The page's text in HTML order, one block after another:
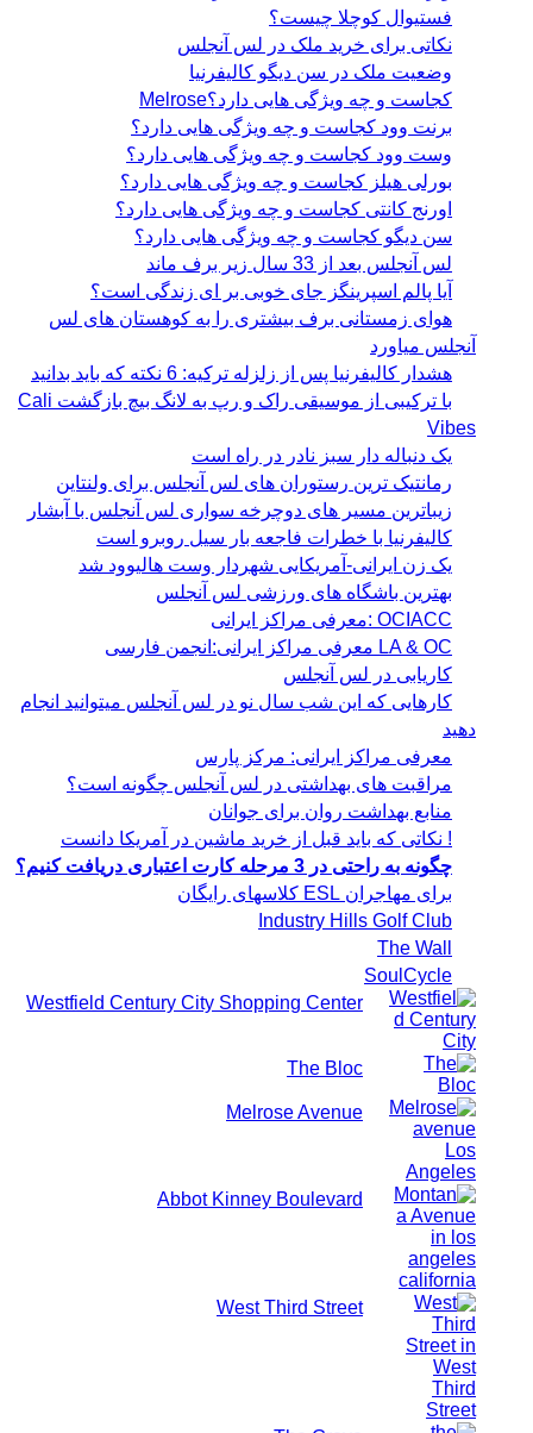
فستیوال کوچلا چیست؟
نکاتی برای خرید ملک در لس آنجلس
وضعیت ملک در سن دیگو کالیفرنیا
کجاست و چه ویژگی هایی دارد؟Melrose
برنت وود کجاست و چه ویژگی هایی دارد؟
وست وود کجاست و چه ویژگی هایی دارد؟
بورلی هیلز کجاست و چه ویژگی هایی دارد؟
اورنج کانتی کجاست و چه ویژگی هایی دارد؟
سن دیگو کجاست و چه ویژگی هایی دارد؟
لس آنجلس بعد از 33 سال زیر برف ماند
آیا پالم اسپرینگز جای خوبی بر ای زندگی است؟
هوای زمستانی برف بیشتری را به کوهستان های لس
آنجلس میاورد
هشدار کالیفرنیا پس از زلزله ترکیه: 6 نکته که باید بدانید
با ترکیبی از موسیقی راک و رپ به لانگ بیچ بازگشت Cali
Vibes
یک دنباله دار سبز نادر در راه است
رمانتیک ترین رستوران های لس آنجلس برای ولنتاین
زیباترین مسیر های دوچرخه سواری لس آنجلس با آبشار
کالیفرنیا با خطرات فاجعه بار سیل روبرو است
یک زن ایرانی-آمریکایی شهردار وست هالیوود شد
بهترین باشگاه های ورزشی لس آنجلس
OCIACC :معرفی مراکز ایرانی
LA & OC معرفی مراکز ایرانی:انجمن فارسی
کاریابی در لس آنجلس
کارهایی که این شب سال نو در لس آنجلس میتوانید انجام
دهید
معرفی مراکز ایرانی: مرکز پارس
مراقبت های بهداشتی در لس آنجلس چگونه است؟
منابع بهداشت روان برای جوانان
! نکاتی که باید قبل از خرید ماشین در آمریکا دانست
چگونه به راحتی در 3 مرحله کارت اعتباری دریافت کنیم؟
برای مهاجران ESL کلاسهای رایگان
Industry Hills Golf Club
The Wall
SoulCycle
Westfield Century City Shopping Center
The Bloc
Melrose Avenue
Abbot Kinney Boulevard
West Third Street